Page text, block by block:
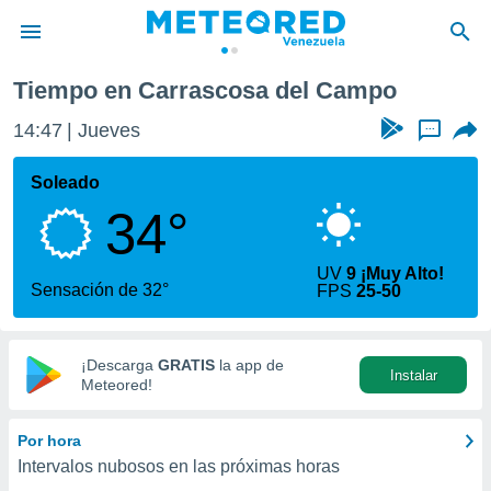
de
ha
calidad.
a este
las
y
digital
basada
Tiempo en Carrascosa del Campo
14:47 Jueves ...
Soleado
34°
Sensación de 32°
UV9 ¡Muy Alto!
FPS25-50
¡Descarga GRATIS la app de
Meteored!
Instalar
Por hora
Intervalos nubosos en las próximas horas